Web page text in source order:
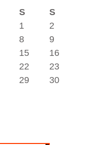
S
S
1
2
8
9
15
16
22
23
29
30